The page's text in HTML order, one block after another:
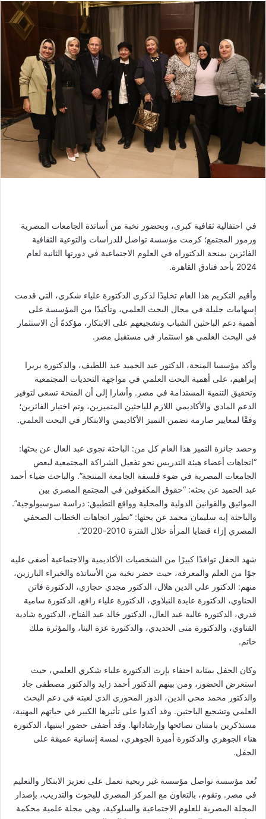
في احتفالية ثقافية كبرى، وبحضور نخبة من أساتذة الجامعات المصرية
ورموز المجتمع؛ كرمت مؤسسة تواصل للدراسات والتوعية الثقافية
الفائزين بمنحة الدكتوراه في العلوم الاجتماعية في دورتها الثانية لعام
2024 بأحد فنادق القاهرة.
وأقيم التكريم هذا العام تخليدًا لذكرى الدكتورة علياء شكري، التي قدمت
إسهامات جليلة في مجال البحث العلمي، وتأكيدًا من المؤسسة على
أهمية دعم الباحثين الشباب وتشجيعهم على الابتكار، مؤكدةً أن الاستثمار
في البحث العلمي هو استثمار في مستقبل مصر.
وأكد مؤسسا المنحة، الدكتور عبد الحميد عبد اللطيف، والدكتورة بربرا
إبراهيم، على أهمية البحث العلمي في مواجهة التحديات المجتمعية
وتحقيق التنمية المستدامة في مصر. وأشارا إلى أن المنحة تسعى لتوفير
الدعم المادي والأكاديمي اللازم للباحثين المتميزين، وتم اختيار الفائزين؛
وفقًا لمعايير صارمة تضمن التميز الأكاديمي والابتكار في البحث العلمي.
وحصد جائزة التميز هذا العام كل من: الباحثة نجوى عبد العال عن بحثها:
“اتجاهات أعضاء هيئة التدريس نحو تفعيل الشراكة المجتمعية لبعض
الجامعات المصرية في ضوء فلسفة الجامعة المنتجة”. والباحث ضياء أحمد
عبد الحميد عن بحثه: “حقوق المكفوفين في المجتمع المصري بين
المواثيق والقوانين الدولية والمحلية وواقع التطبيق: دراسة سوسيولوجية”.
والباحثة إيه سليمان محمد عن بحثها: “تطور اتجاهات الخطاب الصحفي
المصري إزاء قضايا المرأة خلال الفترة 2010-2020”.
شهد الحفل توافدًا كبيرًا من الشخصيات الأكاديمية والاجتماعية أضفى عليه
جوًا من العلم والمعرفة، حيث حضر نخبة من الأساتذة والخبراء البارزين،
منهم: الدكتور علي الدين هلال، الدكتور مجدي حجازي، الدكتورة فاتن
الحناوي، الدكتورة عايدة النبلاوي، الدكتورة علياء رافع، الدكتورة سامية
قدري، الدكتورة عالية عبد العال، الدكتور خالد عبد الفتاح، الدكتورة شادية
القناوي، والدكتورة منى الحديدي، والدكتورة عزة البنا، والمؤثرة ملك
حاتم.
وكان الحفل بمثابة احتفاء بإرث الدكتورة علياء شكري العلمي، حيث
استعرض الحضور، ومن بينهم الدكتور أحمد زايد والدكتور مصطفى جاد
والدكتور محمد محي الدين، الدور المحوري الذي لعبته في دعم البحث
العلمي وتشجيع الباحثين. وقد أكدوا على تأثيرها الكبير في حياتهم المهنية،
مستذكرين بامتنان نصائحها وإرشاداتها. وقد أضفى حضور ابنتيها، الدكتورة
هناء الجوهري والدكتورة أميرة الجوهري، لمسة إنسانية عميقة على
الحفل.
تُعد مؤسسة تواصل مؤسسة غير ربحية تعمل على تعزيز الابتكار والتعليم
في مصر. وتقوم، بالتعاون مع المركز المصري للبحوث والتدريب، بإصدار
المجلة المصرية للعلوم الاجتماعية والسلوكية، وهي مجلة علمية محكمة